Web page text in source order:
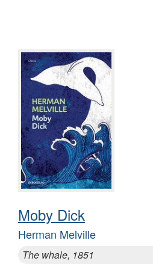
Moby Dick
Herman Melville
The whale, 1851